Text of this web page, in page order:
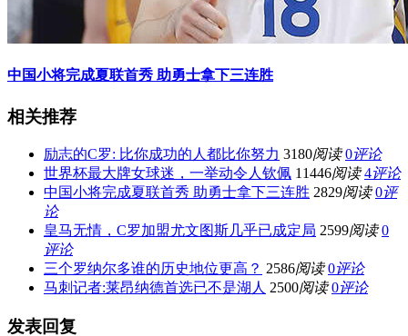
中国小将完成夏联首秀 助勇士拿下三连胜
相关推荐
励志的C罗: 比你成功的人都比你努力 3180阅读 0评论
世界杯最大牌女球迷，一举动令人钦佩 11446阅读 4评论
中国小将完成夏联首秀 助勇士拿下三连胜 2829阅读 0评
论
皇马无情，C罗加盟尤文图斯几乎已成定局 2599阅读 0
评论
三个罗纳尔多谁的历史地位更高？ 2586阅读 0评论
马刺记者:莱昂纳德首选已不是湖人 2500阅读 0评论
发表回复